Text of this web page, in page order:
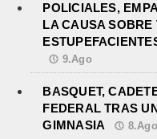
POLICIALES,
LA CAUSA SOBRE
9.Ago
BASQUET,
FEDERAL TRAS
GIMNASIA
8.Ago